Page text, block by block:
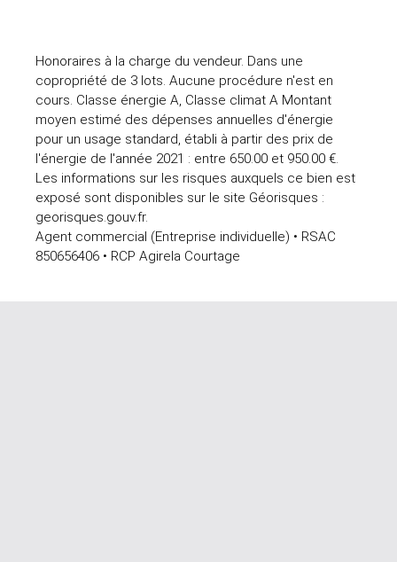
Honoraires à la charge du vendeur. Dans une
copropriété de 3 lots. Aucune procédure n'est en
cours. Classe énergie A, Classe climat A Montant
moyen estimé des dépenses annuelles d'énergie
pour un usage standard, établi à partir des prix de
l'énergie de l'année 2021 : entre 650.00 et 950.00 €.
Les informations sur les risques auxquels ce bien est
exposé sont disponibles sur le site Géorisques :
georisques.gouv.fr.
Agent commercial (Entreprise individuelle) • RSAC
850656406 • RCP Agirela Courtage